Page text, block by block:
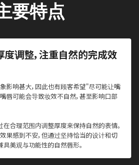
要特点
调整，注重自然的完成效
影响甚大，因此也有顾客希望"尽可能让嘴
唇可能会导致妆效不自然，甚至影响口部
在合理范围内调整厚度来保持自然的表情。
果感到不安，但通过坚持恰当的设计和切
具美观与功能性的自然唇形。